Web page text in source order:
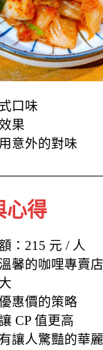
口味
果
意外的對味
心得
：215 元 / 人
馨的咖哩專賣店
惠價的策略
CP 值更高
讓人驚豔的華